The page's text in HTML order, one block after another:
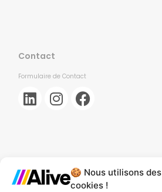
🍪 Nous utilisons des
cookies !
Contact
Formulaire de Contact
Agence de Lille